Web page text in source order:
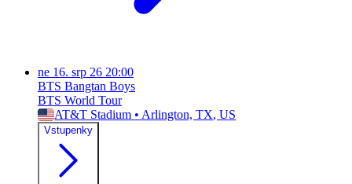
ne 16. srp 26 20:00
BTS Bangtan Boys
BTS World Tour
AT&T Stadium • Arlington, TX, US
Vstupenky